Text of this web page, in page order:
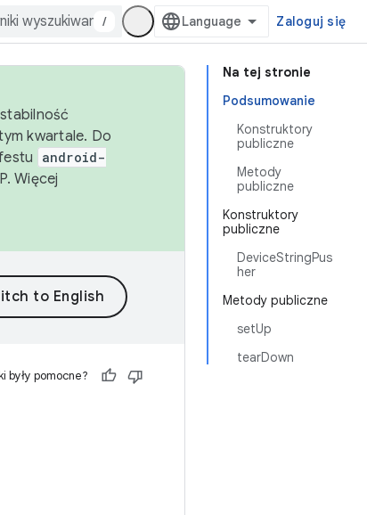
/ Zaloguj się
Na tej stronie
Podsumowanie
Konstruktory
publiczne
Metody
publiczne
Konstruktory
publiczne
DeviceStringPus
her
Metody publiczne
setUp
tearDown
kwartale. Do
android-
Więcej
były pomocne?